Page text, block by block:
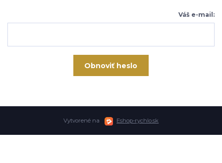
Váš e-mail:
Obnoviť heslo
Vytvorené na Eshop-rychlo.sk